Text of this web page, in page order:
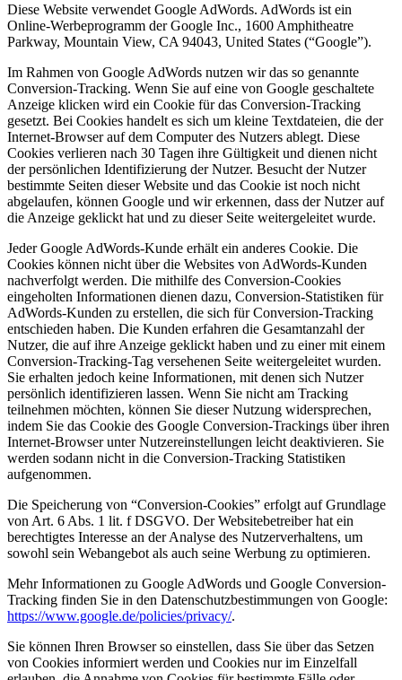
Diese Website verwendet Google AdWords. AdWords ist ein
Online-Werbeprogramm der Google Inc., 1600 Amphitheatre
Parkway, Mountain View, CA 94043, United States (“Google”).
Im Rahmen von Google AdWords nutzen wir das so genannte
Conversion-Tracking. Wenn Sie auf eine von Google geschaltete
Anzeige klicken wird ein Cookie für das Conversion-Tracking
gesetzt. Bei Cookies handelt es sich um kleine Textdateien, die der
Internet-Browser auf dem Computer des Nutzers ablegt. Diese
Cookies verlieren nach 30 Tagen ihre Gültigkeit und dienen nicht
der persönlichen Identifizierung der Nutzer. Besucht der Nutzer
bestimmte Seiten dieser Website und das Cookie ist noch nicht
abgelaufen, können Google und wir erkennen, dass der Nutzer auf
die Anzeige geklickt hat und zu dieser Seite weitergeleitet wurde.
Jeder Google AdWords-Kunde erhält ein anderes Cookie. Die
Cookies können nicht über die Websites von AdWords-Kunden
nachverfolgt werden. Die mithilfe des Conversion-Cookies
eingeholten Informationen dienen dazu, Conversion-Statistiken für
AdWords-Kunden zu erstellen, die sich für Conversion-Tracking
entschieden haben. Die Kunden erfahren die Gesamtanzahl der
Nutzer, die auf ihre Anzeige geklickt haben und zu einer mit einem
Conversion-Tracking-Tag versehenen Seite weitergeleitet wurden.
Sie erhalten jedoch keine Informationen, mit denen sich Nutzer
persönlich identifizieren lassen. Wenn Sie nicht am Tracking
teilnehmen möchten, können Sie dieser Nutzung widersprechen,
indem Sie das Cookie des Google Conversion-Trackings über ihren
Internet-Browser unter Nutzereinstellungen leicht deaktivieren. Sie
werden sodann nicht in die Conversion-Tracking Statistiken
aufgenommen.
Die Speicherung von “Conversion-Cookies” erfolgt auf Grundlage
von Art. 6 Abs. 1 lit. f DSGVO. Der Websitebetreiber hat ein
berechtigtes Interesse an der Analyse des Nutzerverhaltens, um
sowohl sein Webangebot als auch seine Werbung zu optimieren.
Mehr Informationen zu Google AdWords und Google Conversion-
Tracking finden Sie in den Datenschutzbestimmungen von Google:
https://www.google.de/policies/privacy/.
Sie können Ihren Browser so einstellen, dass Sie über das Setzen
von Cookies informiert werden und Cookies nur im Einzelfall